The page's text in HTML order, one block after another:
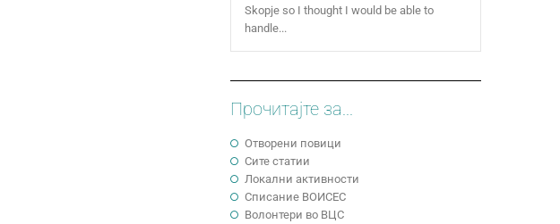
Skopje so I thought I would be able to
handle...
Прочитајте за...
Отворени повици
Сите статии
Локални активности
Cписание ВОИСЕС
Волонтери во ВЦС